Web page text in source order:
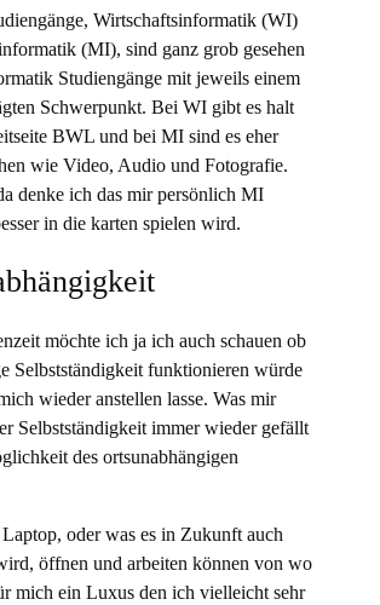
Wirtschaftsinformatik (WI)
(MI), sind ganz grob gesehen
Studiengänge mit jeweils einem
Schwerpunkt. Bei WI gibt es halt
BWL und bei MI sind es eher
wie Video, Audio und Fotografie.
denke ich das mir persönlich MI
in die karten spielen wird.
möchte ich ja ich auch schauen ob
Selbstständigkeit funktionieren würde
wieder anstellen lasse. Was mir
Selbstständigkeit immer wieder gefällt
des ortsunabhängigen
oder was es in Zukunft auch
öffnen und arbeiten können von wo
mich ein Luxus den ich vielleicht sehr